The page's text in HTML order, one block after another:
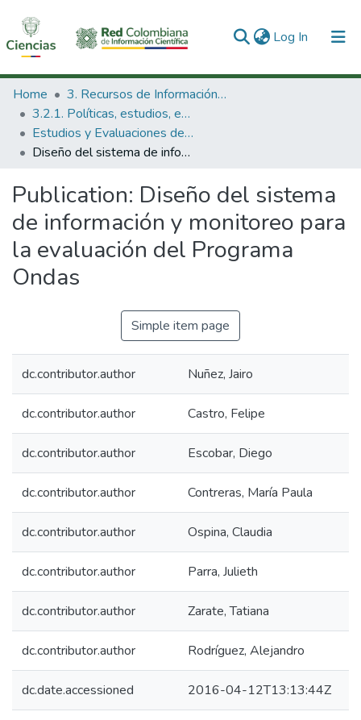
Log In (current)
Communities & Collections
All of DSpace
Statistics
Home
3. Recursos de Información Científica y Tecnológica
3.2.1. Políticas, estudios, evaluaciones e indicadores de CTeI
Estudios y Evaluaciones de CTel
Diseño del sistema de información y monitoreo para la evaluación del Programa Ondas
Publication: Diseño del sistema
de información y monitoreo para
la evaluación del Programa
Ondas
Simple item page
dc.contributor.author Nuñez, Jairo
dc.contributor.author Castro, Felipe
dc.contributor.author Escobar, Diego
dc.contributor.author Contreras, María Paula
dc.contributor.author Ospina, Claudia
dc.contributor.author Parra, Julieth
dc.contributor.author Zarate, Tatiana
dc.contributor.author Rodríguez, Alejandro
dc.date.accessioned 2016-04-12T13:13:44Z